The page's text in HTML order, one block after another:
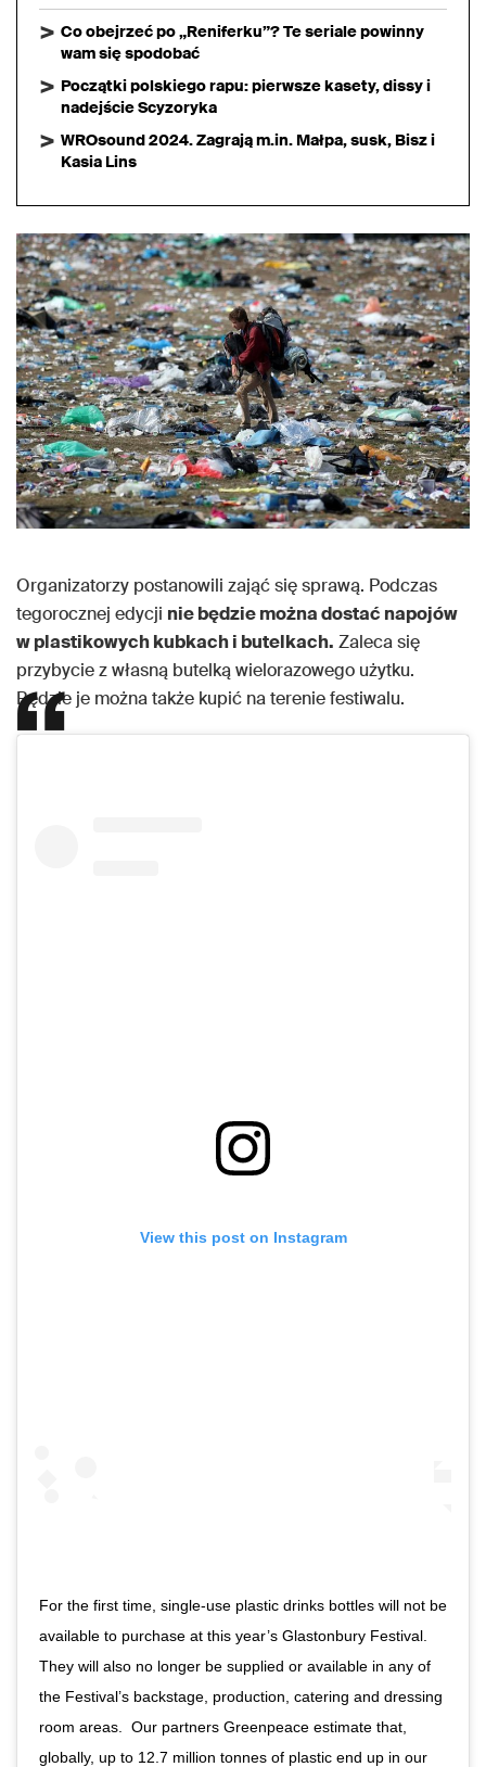
Co obejrzeć po „Reniferku”? Te seriale powinny
wam się spodobać
Początki polskiego rapu: pierwsze kasety, dissy i
nadejście Scyzoryka
WROsound 2024. Zagrają m.in. Małpa, susk, Bisz i
Kasia Lins
Organizatorzy postanowili zająć się sprawą. Podczas
tegorocznej edycji nie będzie można dostać napojów
w plastikowych kubkach i butelkach. Zaleca się
przybycie z własną butelką wielorazowego użytku.
Będzie je można także kupić na terenie festiwalu.
View this post on Instagram
For the first time, single-use plastic drinks bottles will not be
available to purchase at this year’s Glastonbury Festival.
They will also no longer be supplied or available in any of
the Festival’s backstage, production, catering and dressing
room areas.⁣ ⁣ Our partners Greenpeace estimate that,
globally, up to 12.7 million tonnes of plastic end up in our